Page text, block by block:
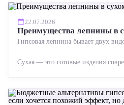
22.07.2026
Преимущества лепнины в
Гипсовая лепнина бывает двух
Сухая — это готовые изделия